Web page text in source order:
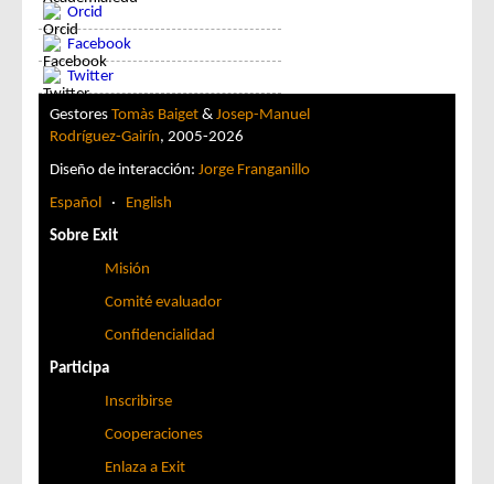
Orcid
Facebook
Twitter
Gestores Tomàs Baiget & Josep-Manuel
Rodríguez-Gairín, 2005-2026
Diseño de interacción: Jorge Franganillo
Español · English
Sobre Exit
Misión
Comité evaluador
Confidencialidad
Participa
Inscribirse
Cooperaciones
Enlaza a Exit